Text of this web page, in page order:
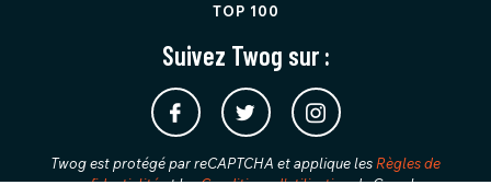
TOP 100
Suivez Twog sur :
Twog est protégé par reCAPTCHA et applique les Règles de